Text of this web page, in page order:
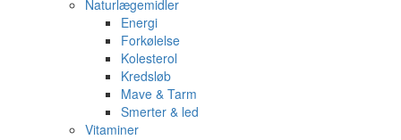
Naturlægemidler
Energi
Forkølelse
Kolesterol
Kredsløb
Mave & Tarm
Smerter & led
Vitaminer